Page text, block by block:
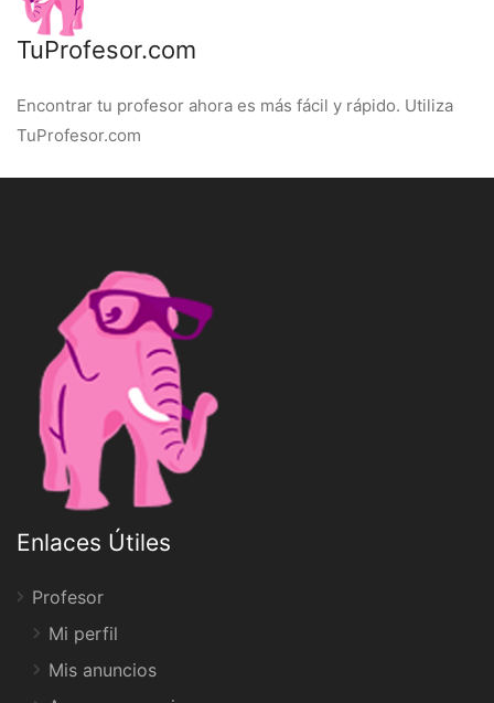
TuProfesor.com
Encontrar tu profesor ahora es más fácil y rápido. Utiliza
TuProfesor.com
Enlaces Útiles
Profesor
Mi perfil
Mis anuncios